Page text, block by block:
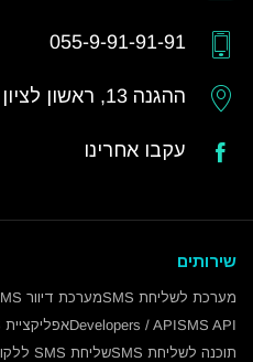
055-9-91-91-91
ההגנה 13, ראשון לציון
עקבו אחרינו
שירותים
מערכת לשליחת SMS מערכת דיוור SMS
SMS API
Developers / APIאפליקציית SMS לShopify
תוכנה לשליחת SMS
שליחת SMS ללקוחות